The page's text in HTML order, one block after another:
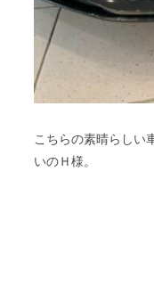
こちらの素晴らしい
いのＨ様。